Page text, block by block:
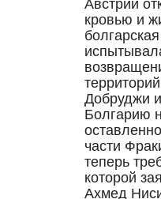
кровью и
Добруджи
Болгарию
части
теперь
которой
Ахмед